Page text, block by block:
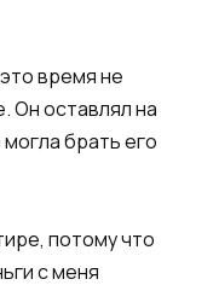
время не
Он оставлял на
брать его
потому что
с меня